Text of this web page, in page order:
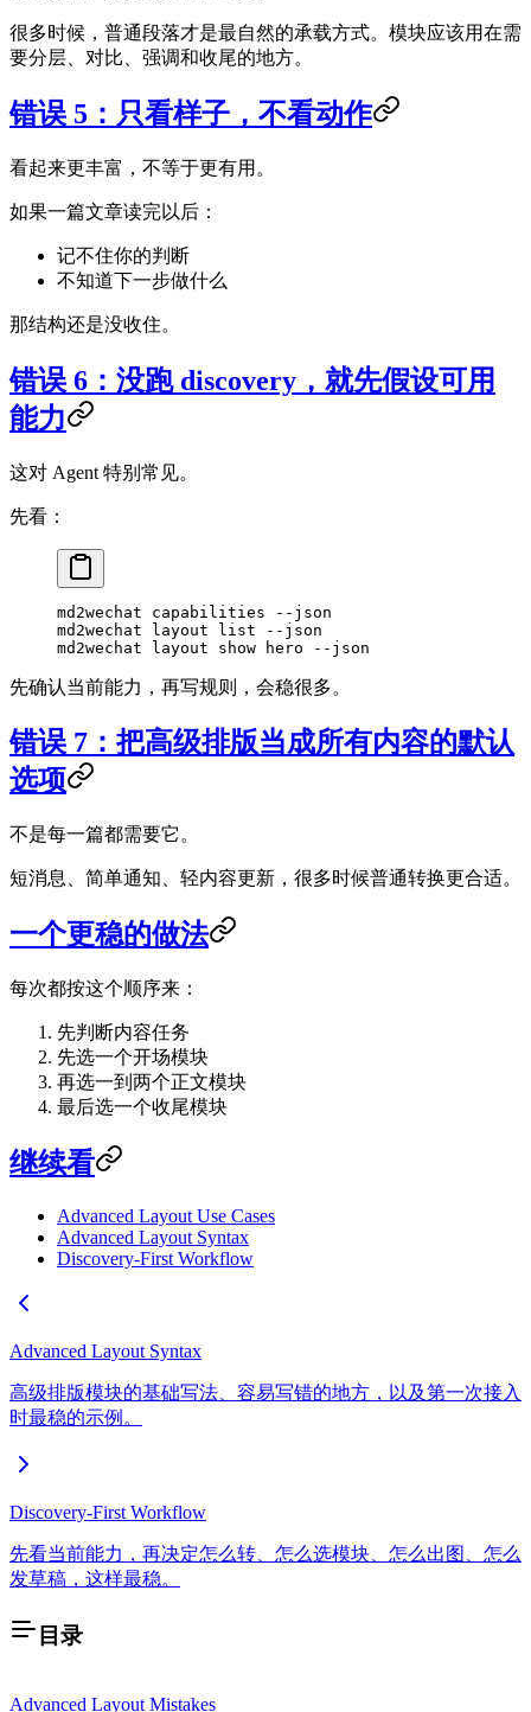
很多时候，普通段落才是最自然的承载方式。模块应该用在需
要分层、对比、强调和收尾的地方。
错误 5：只看样子，不看动作
看起来更丰富，不等于更有用。
如果一篇文章读完以后：
记不住你的判断
不知道下一步做什么
那结构还是没收住。
错误 6：没跑 discovery，就先假设可用
能力
这对 Agent 特别常见。
先看：
md2wechat capabilities --json
md2wechat layout list --json
md2wechat layout show hero --json
先确认当前能力，再写规则，会稳很多。
错误 7：把高级排版当成所有内容的默认
选项
不是每一篇都需要它。
短消息、简单通知、轻内容更新，很多时候普通转换更合适。
一个更稳的做法
每次都按这个顺序来：
先判断内容任务
先选一个开场模块
再选一到两个正文模块
最后选一个收尾模块
继续看
Advanced Layout Use Cases
Advanced Layout Syntax
Discovery-First Workflow
Advanced Layout Syntax
高级排版模块的基础写法、容易写错的地方，以及第一次接入
时最稳的示例。
Discovery-First Workflow
先看当前能力，再决定怎么转、怎么选模块、怎么出图、怎么
发草稿，这样最稳。
目录
Advanced Layout Mistakes